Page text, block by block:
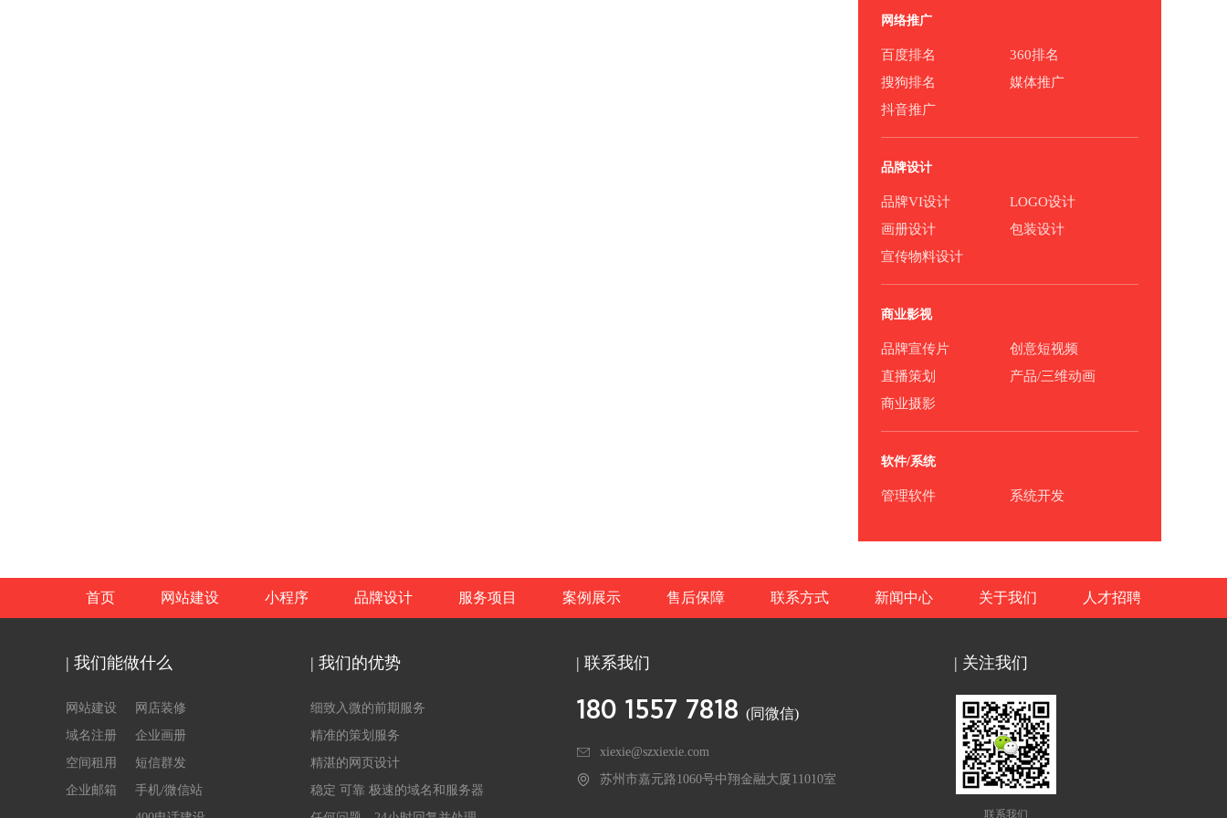
网络推广
百度排名
360排名
搜狗排名
媒体推广
抖音推广
品牌设计
品牌VI设计
LOGO设计
画册设计
包装设计
宣传物料设计
商业影视
品牌宣传片
创意短视频
直播策划
产品/三维动画
商业摄影
软件/系统
管理软件 系统开发
首页 网站建设 小程序 品牌设计 服务项目 案例展示 售后保障 联系方式 新闻中心 关于我们 人才招聘
| 我们能做什么
网站建设
域名注册
空间租用
企业邮箱
网店装修
企业画册
短信群发
手机/微信站
| 我们的优势
细致入微的前期服务
精准的策划服务
精湛的网页设计
稳定 可靠 极速的域名和服务器
| 联系我们
180 1557 7818(同微信)
xiexie@szxiexie.com
苏州市嘉元路1060号中翔金融大厦11010室
| 关注我们
联系我们